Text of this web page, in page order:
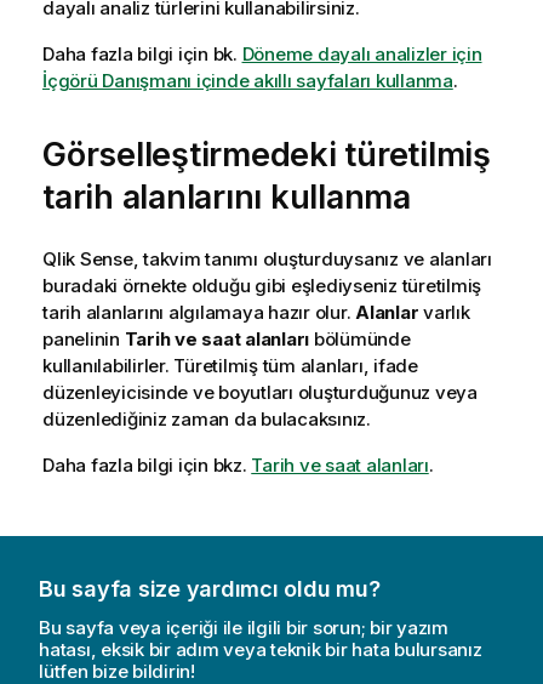
dayalı analiz türlerini kullanabilirsiniz.
Daha fazla bilgi için bk. Döneme dayalı analizler için
İçgörü Danışmanı içinde akıllı sayfaları kullanma.
Görselleştirmedeki türetilmiş
tarih alanlarını kullanma
Qlik Sense, takvim tanımı oluşturduysanız ve alanları
buradaki örnekte olduğu gibi eşlediyseniz türetilmiş
tarih alanlarını algılamaya hazır olur. Alanlar varlık
panelinin Tarih ve saat alanları bölümünde
kullanılabilirler. Türetilmiş tüm alanları, ifade
düzenleyicisinde ve boyutları oluşturduğunuz veya
düzenlediğiniz zaman da bulacaksınız.
Daha fazla bilgi için bkz. Tarih ve saat alanları.
Bu sayfa size yardımcı oldu mu?
Bu sayfa veya içeriği ile ilgili bir sorun; bir yazım
hatası, eksik bir adım veya teknik bir hata bulursanız
lütfen bize bildirin!